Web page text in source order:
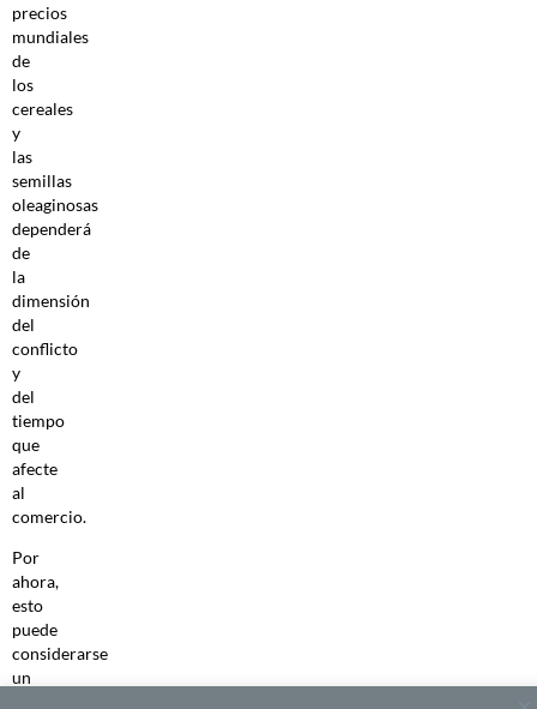
precios
mundiales
de
los
cereales
y
las
semillas
oleaginosas
dependerá
de
la
dimensión
del
conflicto
y
del
tiempo
que
afecte
al
comercio.
Por
ahora,
esto
puede
considerarse
un